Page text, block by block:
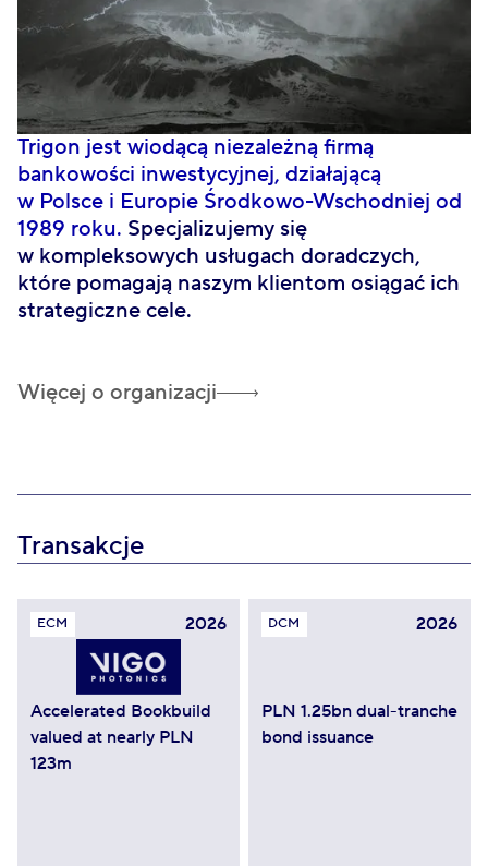
Trigon jest wiodącą niezależną firmą
bankowości inwestycyjnej, działającą
w Polsce i Europie Środkowo-Wschodniej od
1989 roku. Specjalizujemy się
w kompleksowych usługach doradczych,
które pomagają naszym klientom osiągać ich
strategiczne cele.
Więcej o organizacji
Transakcje
ECM 2026
Accelerated Bookbuild
valued at nearly PLN
123m
DCM 2026
PLN 1.25bn dual-tranche
bond issuance